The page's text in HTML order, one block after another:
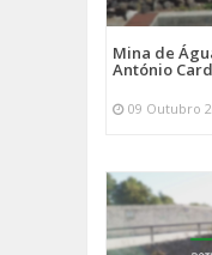
Mina de
António
09 Outubro